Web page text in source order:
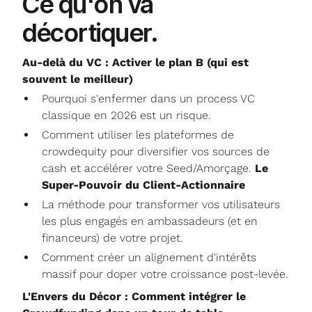
décortiquer.
Au-delà du VC : Activer le plan B (qui est
souvent le meilleur)
​Pourquoi s'enfermer dans un process VC
classique en 2026 est un risque.
​Comment utiliser les plateformes de
crowdequity pour diversifier vos sources de
cash et accélérer votre Seed/Amorçage. Le
Super-Pouvoir du Client-Actionnaire
​La méthode pour transformer vos utilisateurs
les plus engagés en ambassadeurs (et en
financeurs) de votre projet.
​Comment créer un alignement d'intérêts
massif pour doper votre croissance post-levée.
L'Envers du Décor : Comment intégrer le